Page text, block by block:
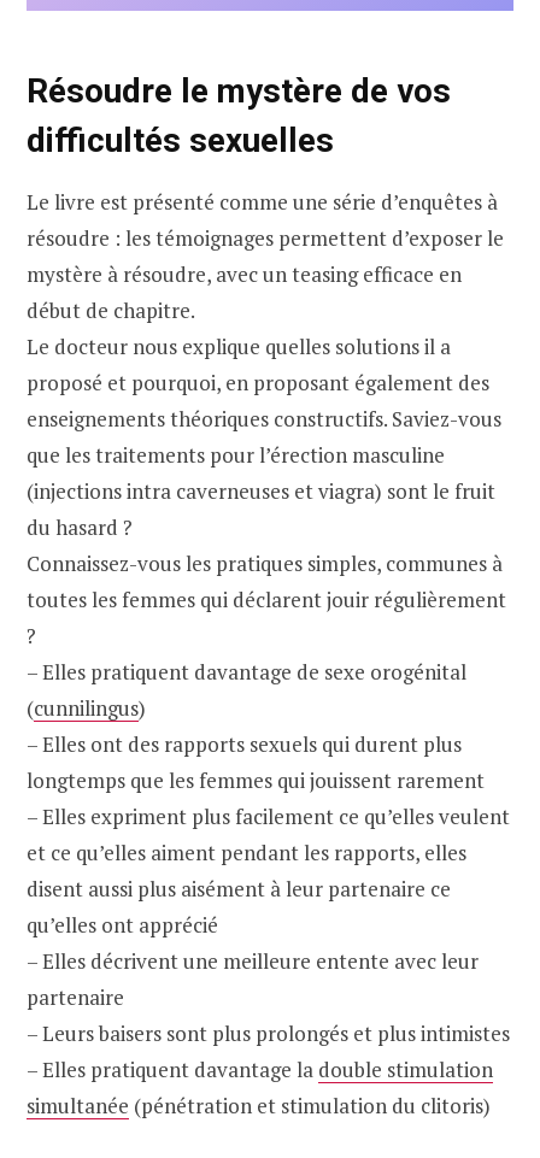
Résoudre le mystère de vos
difficultés sexuelles
Le livre est présenté comme une série d’enquêtes à
résoudre : les témoignages permettent d’exposer le
mystère à résoudre, avec un teasing efficace en
début de chapitre.
Le docteur nous explique quelles solutions il a
proposé et pourquoi, en proposant également des
enseignements théoriques constructifs. Saviez-vous
que les traitements pour l’érection masculine
(injections intra caverneuses et viagra) sont le fruit
du hasard ?
Connaissez-vous les pratiques simples, communes à
toutes les femmes qui déclarent jouir régulièrement
?
– Elles pratiquent davantage de sexe orogénital
(cunnilingus)
– Elles ont des rapports sexuels qui durent plus
longtemps que les femmes qui jouissent rarement
– Elles expriment plus facilement ce qu’elles veulent
et ce qu’elles aiment pendant les rapports, elles
disent aussi plus aisément à leur partenaire ce
qu’elles ont apprécié
– Elles décrivent une meilleure entente avec leur
partenaire
– Leurs baisers sont plus prolongés et plus intimistes
– Elles pratiquent davantage la double stimulation
simultanée (pénétration et stimulation du clitoris)